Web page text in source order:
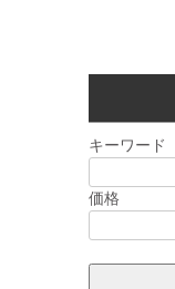
キーワード
価格